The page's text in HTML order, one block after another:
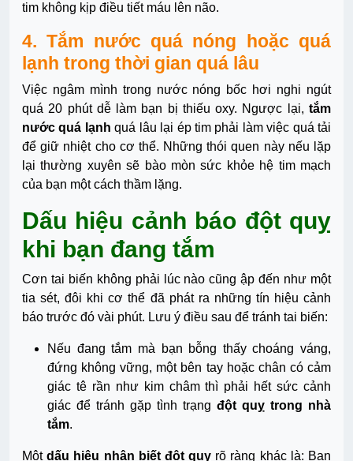
tim không kịp điều tiết máu lên não.
4. Tắm nước quá nóng hoặc quá
lạnh trong thời gian quá lâu
Việc ngâm mình trong nước nóng bốc hơi nghi ngút
quá 20 phút dễ làm bạn bị thiếu oxy. Ngược lại, tắm
nước quá lạnhquá lâu lại ép tim phải làm việc quá tải
để giữ nhiệt cho cơ thể. Những thói quen này nếu lặp
lại thường xuyên sẽ bào mòn sức khỏe hệ tim mạch
của bạn một cách thầm lặng.
Dấu hiệu cảnh báo đột quỵ
khi bạn đang tắm
Cơn tai biến không phải lúc nào cũng ập đến như một
tia sét, đôi khi cơ thể đã phát ra những tín hiệu cảnh
báo trước đó vài phút. Lưu ý điều sau để tránh tai biến:
Nếu đang tắm mà bạn bỗng thấy choáng váng,
đứng không vững, một bên tay hoặc chân có cảm
giác tê rần như kim châm thì phải hết sức cảnh
giác để tránh gặp tình trạng đột quỵ trong nhà
tắm.
Mộtdấu hiệu nhận biết đột quỵ rõ ràng khác là: Bạn